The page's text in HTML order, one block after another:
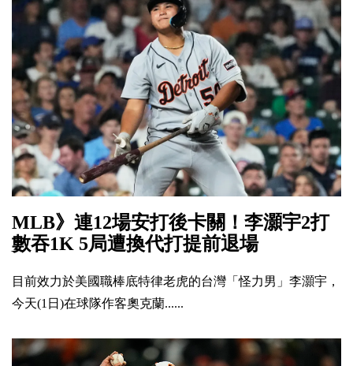
MLB》連12場安打後卡關！李灝宇2打
數吞1K 5局遭換代打提前退場
目前效力於美國職棒底特律老虎的台灣「怪力男」李灝宇，
今天(1日)在球隊作客奧克蘭......